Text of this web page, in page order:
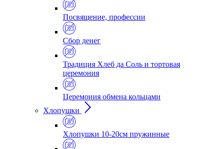
Посвящение, профессии
Сбор денег
Традиция Хлеб да Соль и тортовая
церемония
Церемония обмена кольцами
Хлопушки
Хлопушки 10-20см пружинные